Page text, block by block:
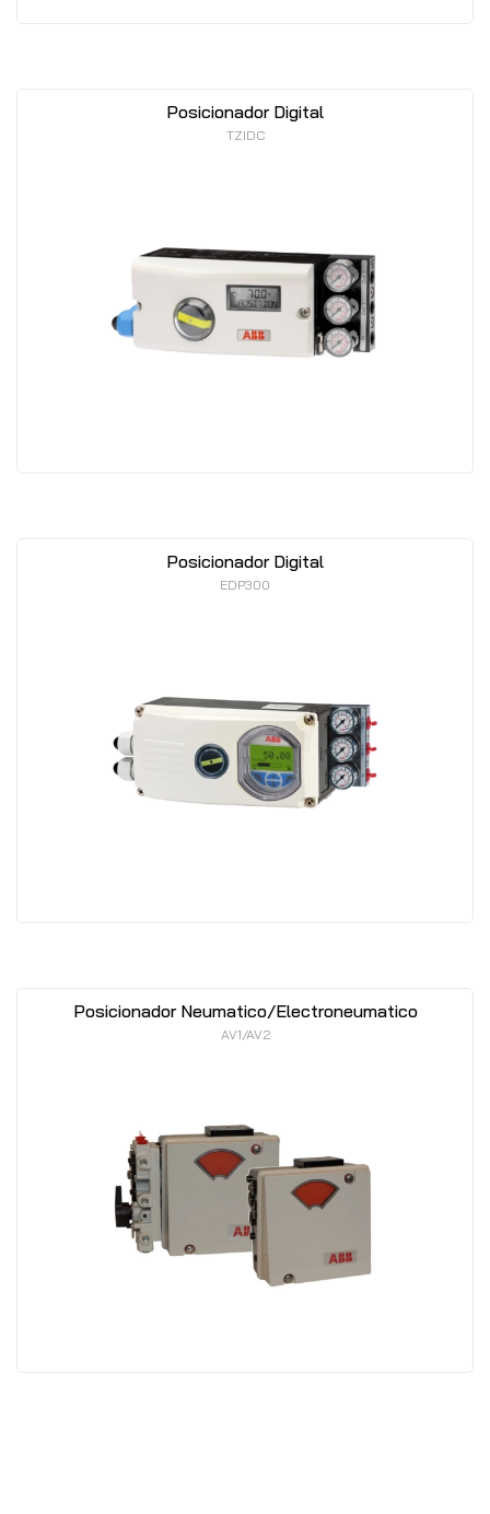
Posicionador Digital
TZIDC
Posicionador Digital
EDP300
Posicionador Neumatico/Electroneumatico
AV1/AV2